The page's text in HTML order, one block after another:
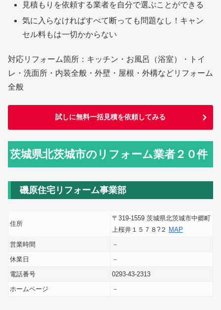
見積もりを依頼する業者を自分で選ぶことができる
気に入らなければすべて断っても問題なし！キャン
セル料もは一切かからない
対応リフォーム箇所：キッチン・お風呂（浴室）・トイ
レ・洗面所・内装全般・外壁・屋根・外構などリフォーム
全般
試しに無料一括見積を依頼してみる
茨城県北茨城市のリフォーム業者２０件
磯原住宅リフォーム事業部
住所
〒319-1559 茨城県北茨城市中郷町
上桜井１５７８?２ MAP
営業時間
－
休業日
－
電話番号
0293-43-2313
ホームページ
－